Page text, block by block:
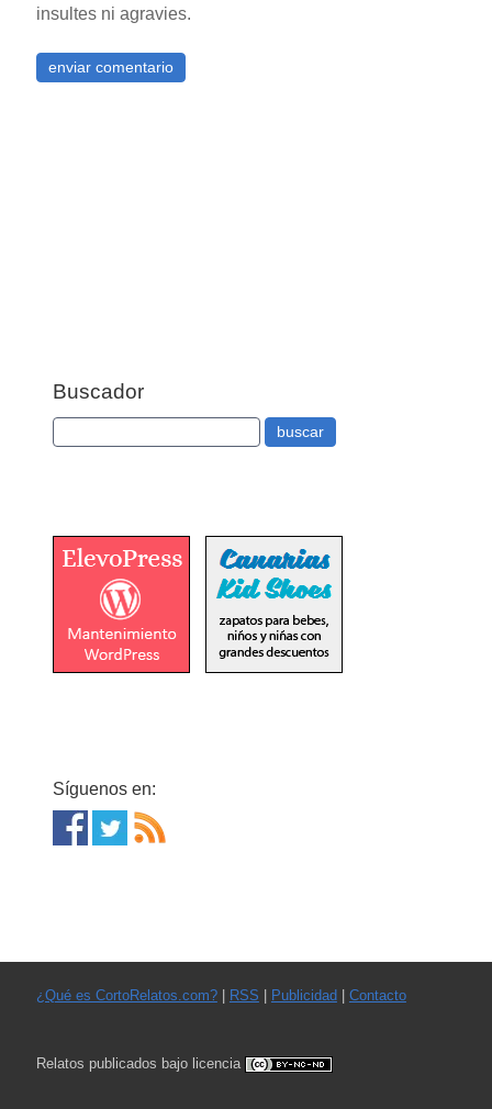
insultes ni agravies.
Buscador
Síguenos en:
¿Qué es CortoRelatos.com?| RSS Publicidad Contacto
Relatos publicados bajo licencia